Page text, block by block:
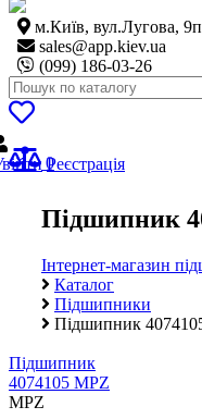
м.Київ, вул.Лугова, 9п
sales@app.kiev.ua
(099) 186-03-26
0
Реєстрація
Підшипник
Інтернет-магазин
Каталог
Підшипники
Підшипник
Підшипник
4074105 MPZ
MPZ